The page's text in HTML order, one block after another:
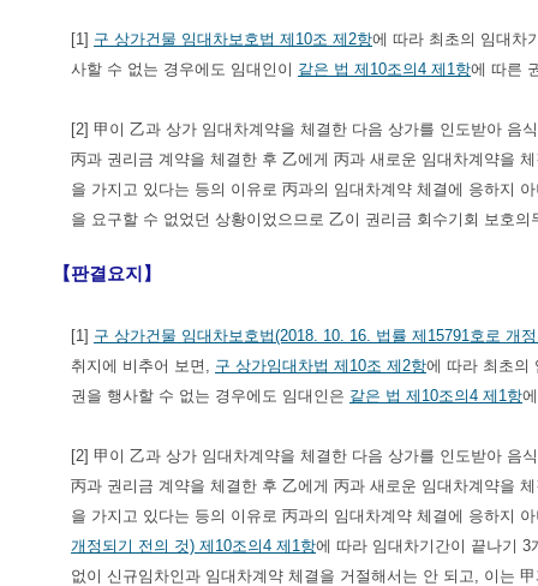
[1] 구 상가건물 임대차보호법 제10조 제2항에 따라 최초의 임대차
사할 수 없는 경우에도 임대인이 같은 법 제10조의4 제1항에 따른
[2] 甲이 乙과 상가 임대차계약을 체결한 다음 상가를 인도받아 음
丙과 권리금 계약을 체결한 후 乙에게 丙과 새로운 임대차계약을
을 가지고 있다는 등의 이유로 丙과의 임대차계약 체결에 응하지
을 요구할 수 없었던 상황이었으므로 乙이 권리금 회수기회 보호
【판결요지】
[1] 구 상가건물 임대차보호법(2018. 10. 16. 법률 제15791호로 개
취지에 비추어 보면, 구 상가임대차법 제10조 제2항에 따라 최초의
권을 행사할 수 없는 경우에도 임대인은 같은 법 제10조의4 제1항
[2] 甲이 乙과 상가 임대차계약을 체결한 다음 상가를 인도받아 음
丙과 권리금 계약을 체결한 후 乙에게 丙과 새로운 임대차계약을
을 가지고 있다는 등의 이유로 丙과의 임대차계약 체결에 응하지
개정되기 전의 것) 제10조의4 제1항에 따라 임대차기간이 끝나기
없이 신규임차인과 임대차계약 체결을 거절해서는 안 되고, 이는